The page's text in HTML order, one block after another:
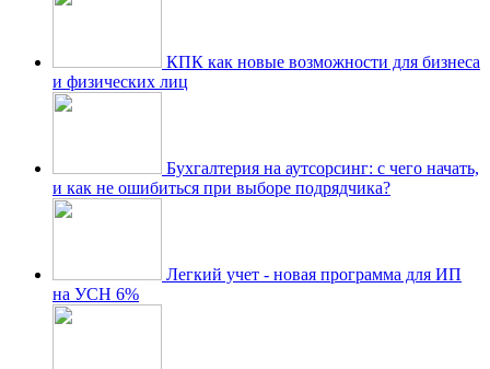
КПК как новые возможности для бизнеса
и физических лиц
Бухгалтерия на аутсорсинг: с чего начать,
и как не ошибиться при выборе подрядчика?
Легкий учет - новая программа для ИП
на УСН 6%